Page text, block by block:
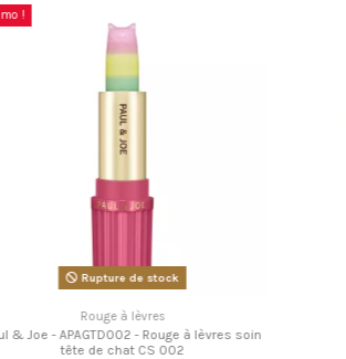
Rupture de stock
Rouge à lèvres
- APAGTD002 - Rouge à lèvres soin
tête de chat CS 002